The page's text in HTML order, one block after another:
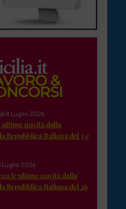
8 Luglio 2026
ultime novità dalla
Repubblica Italiana del 3 e
Luglio 2026
le ultime novità dalla
Repubblica Italiana del 26